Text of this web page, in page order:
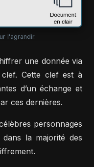
l'agrandir.
une donnée via
clef. Cette clef est à
d’un échange et
ces dernières.
personnages
la majorité des